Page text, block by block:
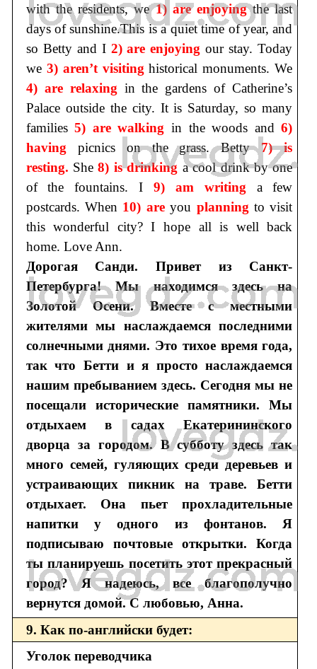
with the residents, we1) are enjoyingthe last
days of sunshine.This is a quiet time of year, and
so Betty and I 2) are enjoying our stay. Today
we 3) aren’t visiting historical monuments. We
4) are relaxing in the gardens of Catherine’s
Palace outside the city. It is Saturday, so many
families5) are walking in the woods and6)
having picnics on the grass. Betty 7) is
resting. She8) is drinking a cool drink by one
of the fountains. I 9) am writing a few
postcards. When 10) areyou planning to visit
this wonderful city? I hope all is well back
home. Love Ann.
Дорогая Санди. Привет из Санкт-
Петербурга! Мы находимся здесь на
Золотой Осени. Вместе с местными
жителями мы наслаждаемся последними
солнечными днями. Это тихое время года,
так что Бетти и я просто наслаждаемся
нашим пребыванием здесь. Сегодня мы не
посещали исторические памятники. Мы
отдыхаем в садах Екатерининского
дворца за городом. В субботу здесь так
много семей, гуляющих среди деревьев и
устраивающих пикник на траве. Бетти
отдыхает. Она пьет прохладительные
напитки у одного из фонтанов. Я
подписываю почтовые открытки. Когда
ты планируешь посетить этот прекрасный
город? Я надеюсь, все благополучно
вернутся домой. С любовью, Анна.
9. Как по-английски будет:
Уголок переводчика